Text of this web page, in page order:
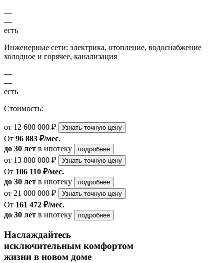
—
—
есть
Инженерные сети: электрика, отопление, водоснабжение
холодное и горячее, канализация
—
—
есть
Стоимость:
от 12 600 000 ₽ Узнать точную цену
От 96 883 ₽/мес.
до 30 лет в ипотеку подробнее
от 13 800 000 ₽ Узнать точную цену
От 106 110 ₽/мес.
до 30 лет в ипотеку подробнее
от 21 000 000 ₽ Узнать точную цену
От 161 472 ₽/мес.
до 30 лет в ипотеку подробнее
Наслаждайтесь
исключительным комфортом
жизни в новом доме